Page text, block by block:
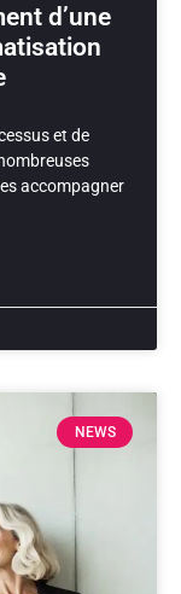
d’une
et de
accompagner
NEWS